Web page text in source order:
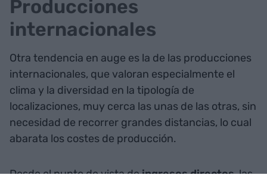
Producciones
internacionales
Otra tendencia en auge es la de las producciones
internacionales, que valoran especialmente el
clima y la diversidad en la tipología de
localizaciones, muy cerca las unas de las otras, sin
necesidad de recorrer grandes distancias, lo cual
abarata los costes de producción.